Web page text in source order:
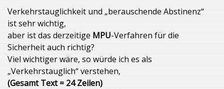
Verkehrstauglichkeit und „berauschende Abstinenz“
ist sehr wichtig,
aber ist das derzeitige MPU-Verfahren für die
Sicherheit auch richtig?
Viel wichtiger wäre, so würde ich es als
„Verkehrstauglich“ verstehen,
(Gesamt Text = 24 Zeilen)